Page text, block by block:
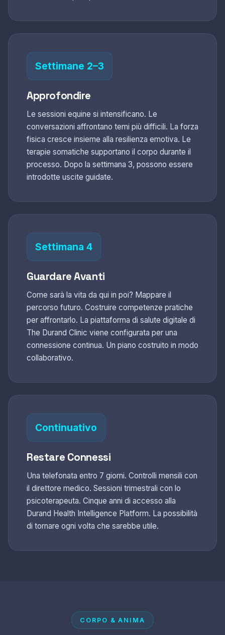
Settimane 2–3
Approfondire
Le sessioni equine si intensificano. Le
conversazioni affrontano temi più difficili. La forza
fisica cresce insieme alla resilienza emotiva. Le
terapie somatiche supportano il corpo durante il
processo. Dopo la settimana 3, possono essere
introdotte uscite guidate.
Settimana 4
Guardare Avanti
Come sarà la vita da qui in poi? Mappare il
percorso futuro. Costruire competenze pratiche
per affrontarlo. La piattaforma di salute digitale di
The Durand Clinic viene configurata per una
connessione continua. Un piano costruito in modo
collaborativo.
Continuativo
Restare Connessi
Una telefonata entro 7 giorni. Controlli mensili con
il direttore medico. Sessioni trimestrali con lo
psicoterapeuta. Cinque anni di accesso alla
Durand Health Intelligence Platform. La possibilità
di tornare ogni volta che sarebbe utile.
CORPO & ANIMA